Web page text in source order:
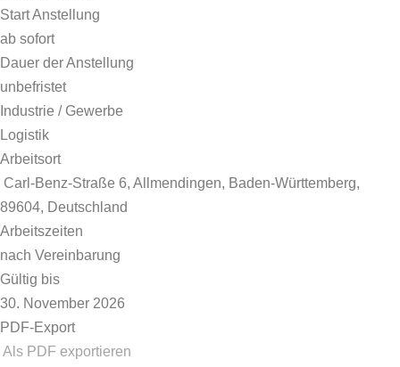
Start Anstellung
ab sofort
Dauer der Anstellung
unbefristet
Industrie / Gewerbe
Logistik
Arbeitsort
Carl-Benz-Straße 6, Allmendingen, Baden-Württemberg,
89604, Deutschland
Arbeitszeiten
nach Vereinbarung
Gültig bis
30. November 2026
PDF-Export
Als PDF exportieren